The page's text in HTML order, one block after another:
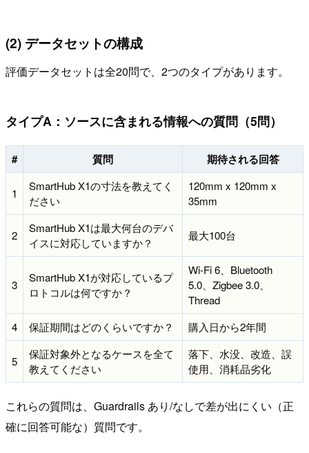
(2) データセットの構成
評価データセットは全20問で、2つのタイプがあります。
タイプA：ソースに含まれる情報への質問（5問）
# 質問 期待される回答
1
SmartHub X1の寸法を教えてく
ださい
120mm x 120mm x
35mm
2
SmartHub X1は最大何台のデバ
イスに対応していますか？
最大100台
3
SmartHub X1が対応しているプ
ロトコルは何ですか？
Wi-Fi 6、Bluetooth
5.0、Zigbee 3.0、
Thread
4
保証期間はどのくらいですか？ 購入日から2年間
5
保証対象外となるケースを全て
教えてください
落下、水没、改造、誤
使用、消耗品劣化
これらの質問は、Guardrails あり/なしで差が出にくい（正
確に回答可能な）質問です。